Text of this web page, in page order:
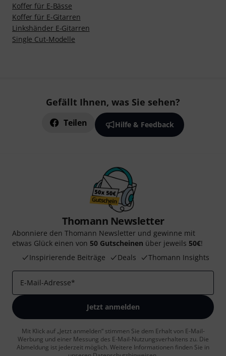
Koffer für E-Bässe
Koffer für E-Gitarren
Linkshänder E-Gitarren
Single Cut-Modelle
Gefällt Ihnen, was Sie sehen?
Teilen Hilfe & Feedback
Thomann Newsletter
Abonniere den Thomann Newsletter und gewinne mit
etwas Glück einen von 50 Gutscheinen über jeweils 50€!
Inspirierende Beiträge
Deals Thomann Insights
E-Mail-Adresse*
Jetzt anmelden
Mit Klick auf „Jetzt anmelden“ stimmen Sie dem Erhalt von E-Mail-
Werbung und einer Messung des E-Mail-Nutzungsverhaltens zu. Die
Abmeldung ist jederzeit möglich. Weitere Informationen finden Sie in